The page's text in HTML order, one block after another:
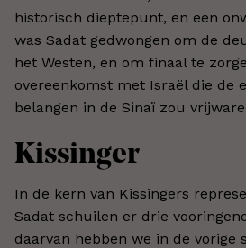
historisch dieptepunt, en een
was Sadat gedwongen om de
het Westen, en om finaal te
overeenkomst met Israël die de
belangen in de Sinaï zou
Kissinger
In de kern van Kissingers
Sadat schuilen er drie
daarvan hebben we in de vorige